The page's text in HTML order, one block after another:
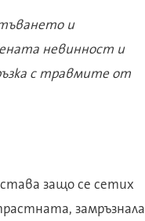
и
невинност и
с травмите от
защо се сетих
замръзнала